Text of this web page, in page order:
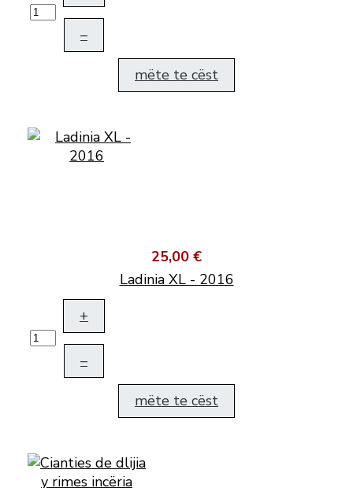
–
mëte te cëst
25,00 €
Ladinia XL - 2016
+
–
mëte te cëst